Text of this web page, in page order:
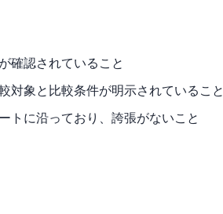
確認されていること
対象と比較条件が明示されていること
トに沿っており、誇張がないこと